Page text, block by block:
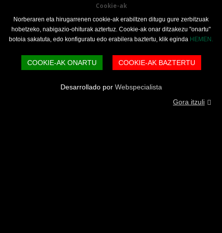
Cookie-ak
Norberaren eta hirugarrenen cookie-ak erabiltzen ditugu gure zerbitzuak
hobetzeko, nabigazio-ohiturak aztertuz. Cookie-ak onar ditzakezu "onartu"
botoia sakatuta, edo konfiguratu edo erabilera baztertu, klik eginda HEMEN.
COOKIE-AK ONARTU COOKIE-AK BAZTERTU
Desarrollado por Webspecialista
Gora itzuli